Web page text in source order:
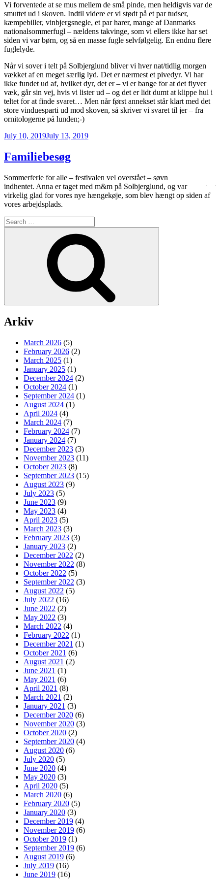
Vi forventede at se mus mellem de små pinde, men heldigvis var de
smuttet ud i skoven. Indtil videre er vi stødt på et par tudser,
kæmpebiller, vinbjergsnegle, et par harer, mange af Danmarks
nationalsommerfugl – nældens takvinge, som vi ellers ikke har set
siden vi var børn, og så en masse fugle selvfølgelig. En endnu flere
fuglelyde.
Når vi sover i telt på Solbjerglund bliver vi hver nat/tidlig morgen
vækket af en meget særlig lyd. Det er nærmest et pivedyr. Vi har
ikke fundet ud af, hvilket dyr, det er – vi er bange for at det flyver
væk, går sin vej, hvis vi lister ud – og det er lidt dumt at klippe hul i
teltet for at finde svaret… Men når først annekset står klart med det
store vinduesparti ud mod skoven, så skriver vi svaret til jer – fra
ornitologerne på lunden;-)
Posted
July 10, 2019July 13, 2019
Familiebesøg
Sommerferie for alle – festivalen vel overstået – søvn
indhentet. Anna er taget med m&m på Solbjerglund, og var
virkelig glad for vores nye hængekøje, som blev hængt op siden af
vores arbejdsplads.
Search
for:
Arkiv
March 2026 (5)
February 2026 (2)
March 2025 (1)
January 2025 (1)
December 2024 (2)
October 2024 (1)
September 2024 (1)
August 2024 (1)
April 2024 (4)
March 2024 (7)
February 2024 (7)
January 2024 (7)
December 2023 (3)
November 2023 (11)
October 2023 (8)
September 2023 (15)
August 2023 (9)
July 2023 (5)
June 2023 (9)
May 2023 (4)
April 2023 (5)
March 2023 (3)
February 2023 (3)
January 2023 (2)
December 2022 (2)
November 2022 (8)
October 2022 (5)
September 2022 (3)
August 2022 (5)
July 2022 (16)
June 2022 (2)
May 2022 (3)
March 2022 (4)
February 2022 (1)
December 2021 (1)
October 2021 (6)
August 2021 (2)
June 2021 (1)
May 2021 (6)
April 2021 (8)
March 2021 (2)
January 2021 (3)
December 2020 (6)
November 2020 (3)
October 2020 (2)
September 2020 (4)
August 2020 (6)
July 2020 (5)
June 2020 (4)
May 2020 (3)
April 2020 (5)
March 2020 (6)
February 2020 (5)
January 2020 (3)
December 2019 (4)
November 2019 (6)
October 2019 (1)
September 2019 (6)
August 2019 (6)
July 2019 (16)
June 2019 (16)